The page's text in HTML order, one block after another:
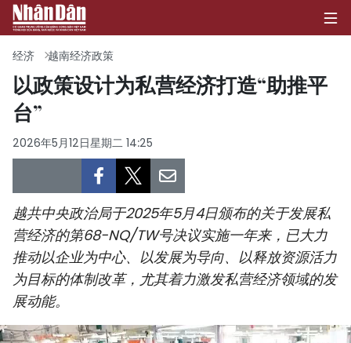
政治
经济
社会
环保
体育
经济 越南经济政策
以政策设计为私营经济打造“助推平
台”
2026年5月12日星期二 14:25
越共中央政治局于2025年5月4日颁布的关于发展私
营经济的第68-NQ/TW号决议实施一年来，已大力
推动以企业为中心、以发展为导向、以释放资源活力
为目标的体制改革，尤其着力激发私营经济领域的发
展动能。